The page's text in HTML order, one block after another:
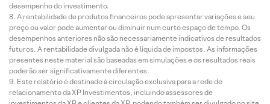
desempenho do investimento.
A rentabilidade de produtos financeiros pode apresentar variações e seu
preço ou valor pode aumentar ou diminuir num curto espaço de tempo. Os
desempenhos anteriores não são necessariamente indicativos de resultados
futuros. A rentabilidade divulgada não é líquida de impostos. As informações
presentes neste material são baseadas em simulações e os resultados reais
poderão ser significativamente diferentes.
Este relatório é destinado à circulação exclusiva para a rede de
relacionamento da XP Investimentos, incluindo assessores de